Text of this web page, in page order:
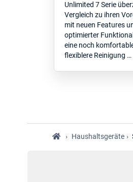
Unlimited 7 Serie
Vergleich zu ihren
mit neuen Features
optimierter
eine noch
flexiblere Reinigung …
› Haushaltsgeräte ›